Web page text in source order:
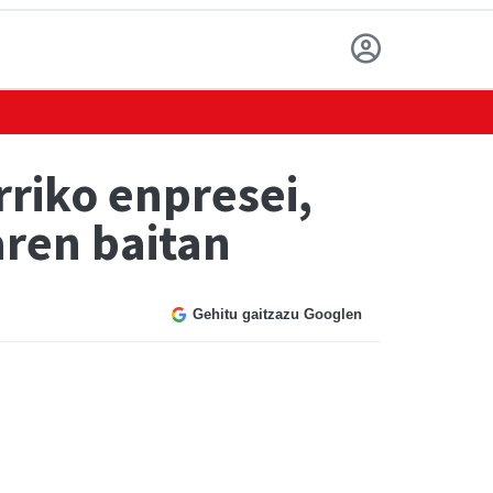
enpresei,
baitan
Gehitu gaitzazu Googlen